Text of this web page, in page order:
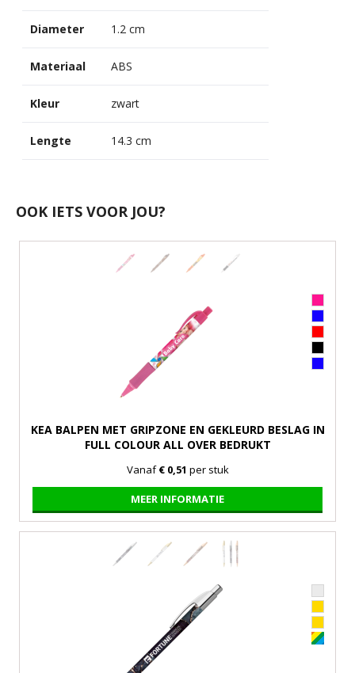
Diameter 1.2 cm
Materiaal ABS
Kleur zwart
Lengte 14.3 cm
OOK IETS VOOR JOU?
KEA BALPEN MET GRIPZONE EN GEKLEURD BESLAG IN
FULL COLOUR ALL OVER BEDRUKT
Vanaf€ 0,51 per stuk
MEER INFORMATIE